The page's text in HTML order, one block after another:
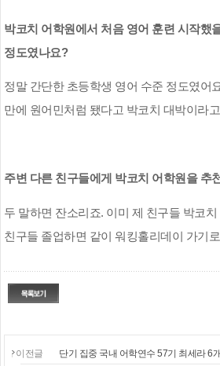
박코치 어학원에서 처음 영어 훈련 시작했
정도였나요?
정말 간단한 초등학생 영어 수준 정도였어
만에 원어민처럼 됐다고 박코치 대박이라
주변 다른 친구들에게 박코치 어학원을 추
두 말하면 잔소리죠. 이미 제 친구들 박코
친구들 졸업하면 같이 워킹홀리데이 가기
이전글 단기 집중 국내 어학연수 57기 최세라 6